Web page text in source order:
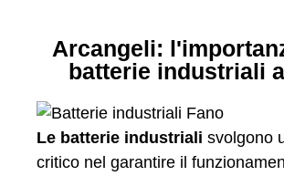
Arcangeli:
batterie industriali
Le batterie industriali svolgono
critico nel garantire il